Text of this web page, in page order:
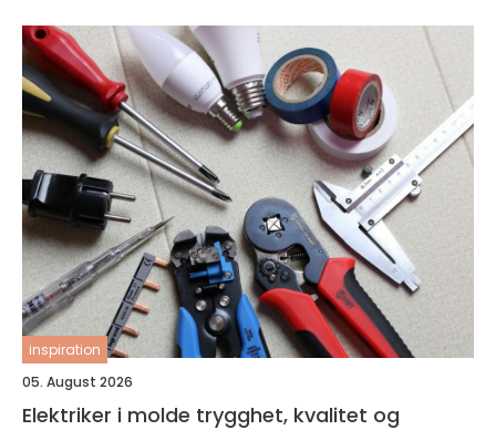
inspiration
05. August 2026
Elektriker i molde trygghet, kvalitet og